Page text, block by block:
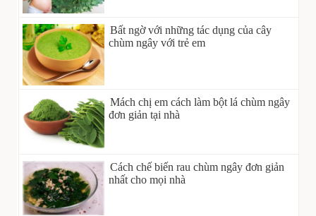
Bất ngờ với những tác dụng của cây
chùm ngây với trẻ em
Mách chị em cách làm bột lá chùm ngây
đơn giản tại nhà
Cách chế biến rau chùm ngây đơn giản
nhất cho mọi nhà